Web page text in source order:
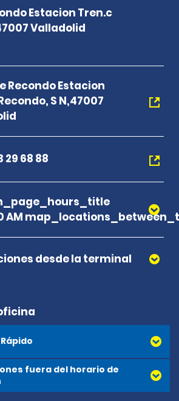
Recondo Estacion
S N,47007
29 68 88
AM
desde la terminal
fuera del horario de